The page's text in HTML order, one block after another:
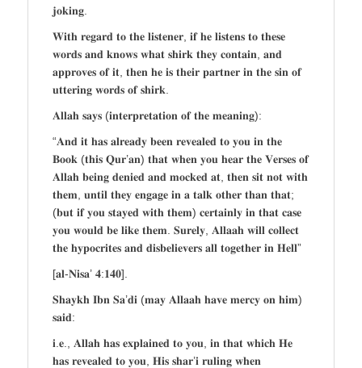
𝐣𝐨𝐤𝐢𝐧𝐠.
𝐖𝐢𝐭𝐡 𝐫𝐞𝐠𝐚𝐫𝐝 𝐭𝐨 𝐭𝐡𝐞 𝐥𝐢𝐬𝐭𝐞𝐧𝐞𝐫, 𝐢𝐟 𝐡𝐞 𝐥𝐢𝐬𝐭𝐞𝐧𝐬 𝐭𝐨 𝐭𝐡𝐞𝐬𝐞
𝐰𝐨𝐫𝐝𝐬 𝐚𝐧𝐝 𝐤𝐧𝐨𝐰𝐬 𝐰𝐡𝐚𝐭 𝐬𝐡𝐢𝐫𝐤 𝐭𝐡𝐞𝐲 𝐜𝐨𝐧𝐭𝐚𝐢𝐧, 𝐚𝐧𝐝
𝐚𝐩𝐩𝐫𝐨𝐯𝐞𝐬 𝐨𝐟 𝐢𝐭, 𝐭𝐡𝐞𝐧 𝐡𝐞 𝐢𝐬 𝐭𝐡𝐞𝐢𝐫 𝐩𝐚𝐫𝐭𝐧𝐞𝐫 𝐢𝐧 𝐭𝐡𝐞 𝐬𝐢𝐧 𝐨𝐟
𝐮𝐭𝐭𝐞𝐫𝐢𝐧𝐠 𝐰𝐨𝐫𝐝𝐬 𝐨𝐟 𝐬𝐡𝐢𝐫𝐤.
𝐀𝐥𝐥𝐚𝐡 𝐬𝐚𝐲𝐬 (𝐢𝐧𝐭𝐞𝐫𝐩𝐫𝐞𝐭𝐚𝐭𝐢𝐨𝐧 𝐨𝐟 𝐭𝐡𝐞 𝐦𝐞𝐚𝐧𝐢𝐧𝐠):
“𝐀𝐧𝐝 𝐢𝐭 𝐡𝐚𝐬 𝐚𝐥𝐫𝐞𝐚𝐝𝐲 𝐛𝐞𝐞𝐧 𝐫𝐞𝐯𝐞𝐚𝐥𝐞𝐝 𝐭𝐨 𝐲𝐨𝐮 𝐢𝐧 𝐭𝐡𝐞
𝐁𝐨𝐨𝐤 (𝐭𝐡𝐢𝐬 𝐐𝐮𝐫’𝐚𝐧) 𝐭𝐡𝐚𝐭 𝐰𝐡𝐞𝐧 𝐲𝐨𝐮 𝐡𝐞𝐚𝐫 𝐭𝐡𝐞 𝐕𝐞𝐫𝐬𝐞𝐬 𝐨𝐟
𝐀𝐥𝐥𝐚𝐡 𝐛𝐞𝐢𝐧𝐠 𝐝𝐞𝐧𝐢𝐞𝐝 𝐚𝐧𝐝 𝐦𝐨𝐜𝐤𝐞𝐝 𝐚𝐭, 𝐭𝐡𝐞𝐧 𝐬𝐢𝐭 𝐧𝐨𝐭 𝐰𝐢𝐭𝐡
𝐭𝐡𝐞𝐦, 𝐮𝐧𝐭𝐢𝐥 𝐭𝐡𝐞𝐲 𝐞𝐧𝐠𝐚𝐠𝐞 𝐢𝐧 𝐚 𝐭𝐚𝐥𝐤 𝐨𝐭𝐡𝐞𝐫 𝐭𝐡𝐚𝐧 𝐭𝐡𝐚𝐭;
(𝐛𝐮𝐭 𝐢𝐟 𝐲𝐨𝐮 𝐬𝐭𝐚𝐲𝐞𝐝 𝐰𝐢𝐭𝐡 𝐭𝐡𝐞𝐦) 𝐜𝐞𝐫𝐭𝐚𝐢𝐧𝐥𝐲 𝐢𝐧 𝐭𝐡𝐚𝐭 𝐜𝐚𝐬𝐞
𝐲𝐨𝐮 𝐰𝐨𝐮𝐥𝐝 𝐛𝐞 𝐥𝐢𝐤𝐞 𝐭𝐡𝐞𝐦. 𝐒𝐮𝐫𝐞𝐥𝐲, 𝐀𝐥𝐥𝐚𝐚𝐡 𝐰𝐢𝐥𝐥 𝐜𝐨𝐥𝐥𝐞𝐜𝐭
𝐭𝐡𝐞 𝐡𝐲𝐩𝐨𝐜𝐫𝐢𝐭𝐞𝐬 𝐚𝐧𝐝 𝐝𝐢𝐬𝐛𝐞𝐥𝐢𝐞𝐯𝐞𝐫𝐬 𝐚𝐥𝐥 𝐭𝐨𝐠𝐞𝐭𝐡𝐞𝐫 𝐢𝐧 𝐇𝐞𝐥𝐥”
[𝐚𝐥-𝐍𝐢𝐬𝐚’ 𝟒:𝟏𝟒𝟎].
𝐒𝐡𝐚𝐲𝐤𝐡 𝐈𝐛𝐧 𝐒𝐚’𝐝𝐢 (𝐦𝐚𝐲 𝐀𝐥𝐥𝐚𝐚𝐡 𝐡𝐚𝐯𝐞 𝐦𝐞𝐫𝐜𝐲 𝐨𝐧 𝐡𝐢𝐦)
𝐬𝐚𝐢𝐝:
𝐢.𝐞., 𝐀𝐥𝐥𝐚𝐡 𝐡𝐚𝐬 𝐞𝐱𝐩𝐥𝐚𝐢𝐧𝐞𝐝 𝐭𝐨 𝐲𝐨𝐮, 𝐢𝐧 𝐭𝐡𝐚𝐭 𝐰𝐡𝐢𝐜𝐡 𝐇𝐞
𝐡𝐚𝐬 𝐫𝐞𝐯𝐞𝐚𝐥𝐞𝐝 𝐭𝐨 𝐲𝐨𝐮, 𝐇𝐢𝐬 𝐬𝐡𝐚𝐫’𝐢 𝐫𝐮𝐥𝐢𝐧𝐠 𝐰𝐡𝐞𝐧